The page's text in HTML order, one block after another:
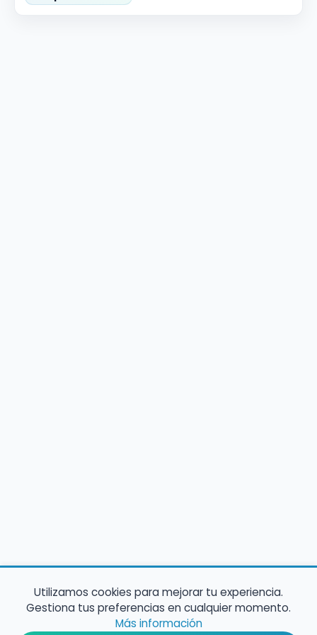
Utilizamos cookies para mejorar tu experiencia.
Gestiona tus preferencias en cualquier momento.
Más información